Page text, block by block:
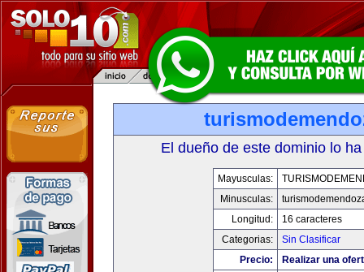
El dueño de este dominio lo
Mayusculas:
Minusculas:
Longitud:
16 caracteres
Categorias:
Sin Clasificar
Precio:
Realizar una